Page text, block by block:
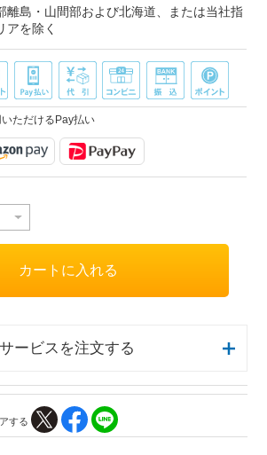
離島・山間部および北海道、または当社指
アを除く
いただけるPay払い
ービスを注文する
する